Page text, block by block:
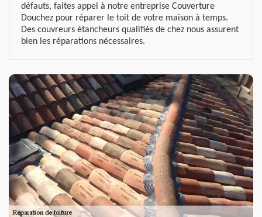
défauts, faites appel à notre entreprise Couverture
Douchez pour réparer le toit de votre maison à temps.
Des couvreurs étancheurs qualifiés de chez nous assurent
bien les réparations nécessaires.